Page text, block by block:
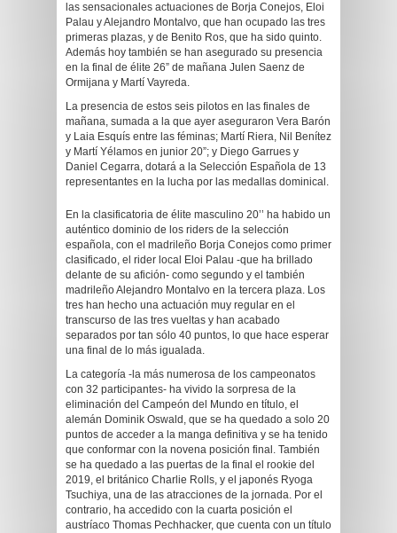
las sensacionales actuaciones de Borja Conejos, Eloi
Palau y Alejandro Montalvo, que han ocupado las tres
primeras plazas, y de Benito Ros, que ha sido quinto.
Además hoy también se han asegurado su presencia
en la final de élite 26” de mañana Julen Saenz de
Ormijana y Martí Vayreda.
La presencia de estos seis pilotos en las finales de
mañana, sumada a la que ayer aseguraron Vera Barón
y Laia Esquís entre las féminas; Martí Riera, Nil Benítez
y Martí Yélamos en junior 20”; y Diego Garrues y
Daniel Cegarra, dotará a la Selección Española de 13
representantes en la lucha por las medallas dominical.
En la clasificatoria de élite masculino 20’’ ha habido un
auténtico dominio de los riders de la selección
española, con el madrileño Borja Conejos como primer
clasificado, el rider local Eloi Palau -que ha brillado
delante de su afición- como segundo y el también
madrileño Alejandro Montalvo en la tercera plaza. Los
tres han hecho una actuación muy regular en el
transcurso de las tres vueltas y han acabado
separados por tan sólo 40 puntos, lo que hace esperar
una final de lo más igualada.
La categoría -la más numerosa de los campeonatos
con 32 participantes- ha vivido la sorpresa de la
eliminación del Campeón del Mundo en título, el
alemán Dominik Oswald, que se ha quedado a solo 20
puntos de acceder a la manga definitiva y se ha tenido
que conformar con la novena posición final. También
se ha quedado a las puertas de la final el rookie del
2019, el británico Charlie Rolls, y el japonés Ryoga
Tsuchiya, una de las atracciones de la jornada. Por el
contrario, ha accedido con la cuarta posición el
austríaco Thomas Pechhacker, que cuenta con un título